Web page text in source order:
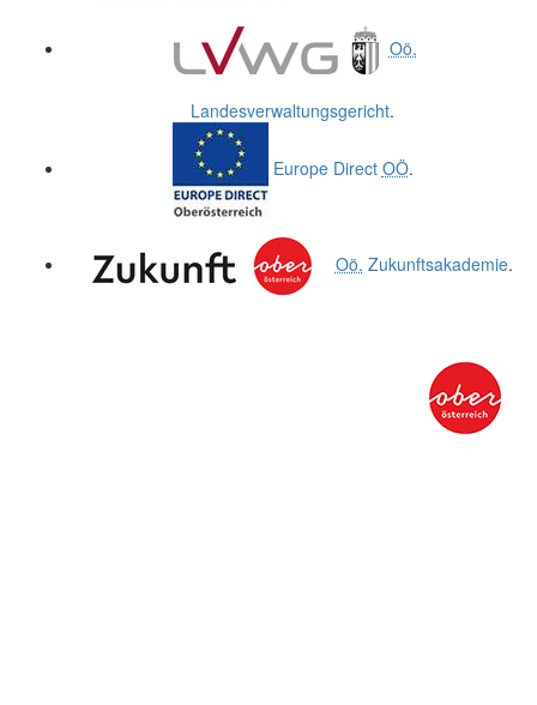
Oö.
Landesverwaltungsgericht.
Europe Direct OÖ.
Oö. Zukunftsakademie.